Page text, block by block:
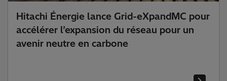
Hitachi Énergie lance Grid-eXpandMC pour
accélérer l’expansion du réseau pour un
avenir neutre en carbone